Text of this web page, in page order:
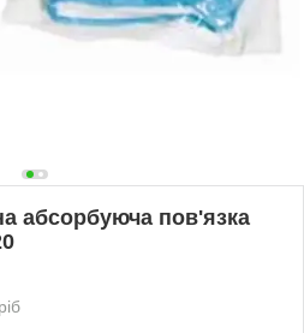
абсорбуюча пов'язка